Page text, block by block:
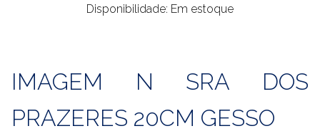
Disponibilidade: Em estoque
IMAGEM N SRA DOS
PRAZERES 20CM GESSO